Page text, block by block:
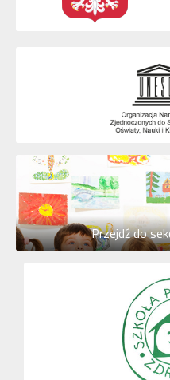
Przejdź do